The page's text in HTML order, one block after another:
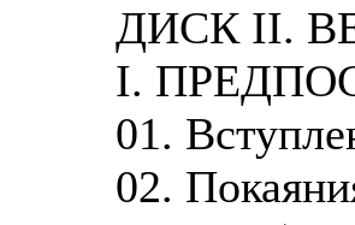
ДИСК II.
I.
01.
02.